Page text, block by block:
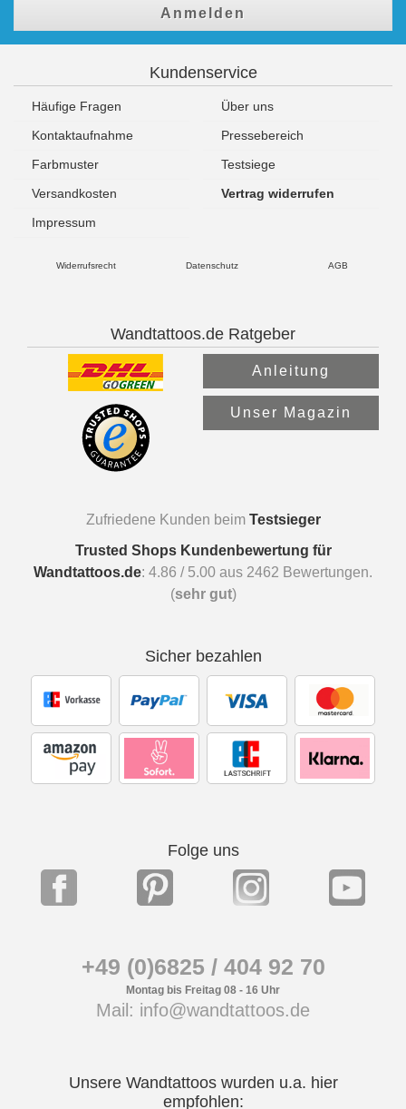
Anmelden
Kundenservice
Häufige Fragen
Über uns
Kontaktaufnahme
Pressebereich
Farbmuster
Testsiege
Versandkosten
Vertrag widerrufen
Impressum
Widerrufsrecht Datenschutz AGB
Wandtattoos.de Ratgeber
Anleitung
Unser Magazin
Zufriedene Kunden beim Testsieger
Trusted Shops Kundenbewertung für
Wandtattoos.de: 4.86 / 5.00 aus 2462 Bewertungen.
(sehr gut)
Sicher bezahlen
Folge uns
+49 (0)6825 / 404 92 70
Montag bis Freitag 08 - 16 Uhr
Mail: info@wandtattoos.de
Unsere Wandtattoos wurden u.a. hier
empfohlen: